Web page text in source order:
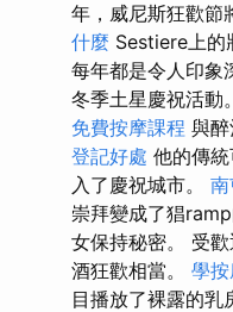
年，威尼斯狂歡節
什麼 Sestiere上的
每年都是令人印象
冬季土星慶祝活動
免費按摩課程 與
登記好處 他的傳
入了慶祝城市。
崇拜變成了猖ramp
女保持秘密。 受
酒狂歡相當。 學
目播放了裸露的乳